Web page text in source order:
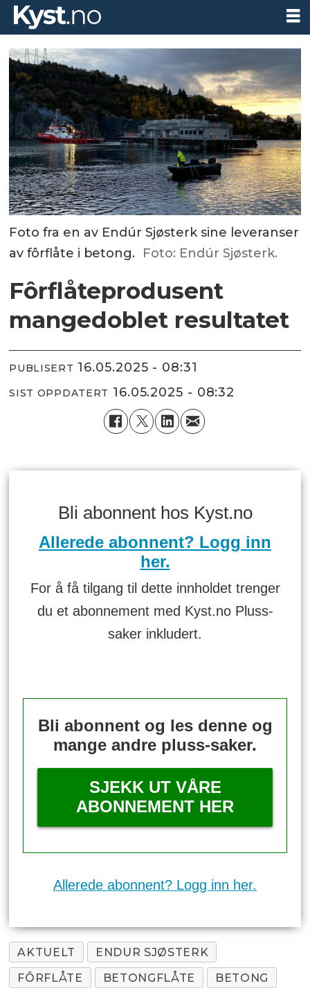
Foto fra en av Endúr Sjøsterk sine leveranser
av fôrflåte i betong. Foto: Endúr Sjøsterk.
Fôrflåteprodusent
mangedoblet resultatet
PUBLISERT 16.05.2025 - 08:31
SIST OPPDATERT 16.05.2025 - 08:32
Bli abonnent hos Kyst.no
Allerede abonnent? Logg inn
her.
For å få tilgang til dette innholdet trenger
du et abonnement med Kyst.no Pluss-
saker inkludert.
Bli abonnent og les denne og
mange andre pluss-saker.
SJEKK UT VÅRE
ABONNEMENT HER
Allerede abonnent? Logg inn her.
AKTUELT
ENDUR SJØSTERK
FÔRFLÅTE
BETONGFLÅTE BETONG